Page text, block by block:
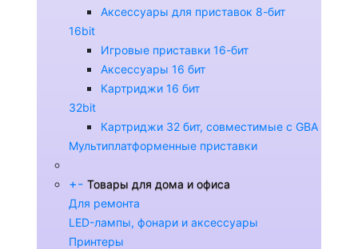
Аксессуары для приставок 8-бит
16bit
Игровые приставки 16-бит
Аксессуары 16 бит
Картриджи 16 бит
32bit
Картриджи 32 бит, совместимые с GBA
Мультиплатформенные приставки
+- Товары для дома и офиса
Для ремонта
LED-лампы, фонари и аксессуары
Принтеры